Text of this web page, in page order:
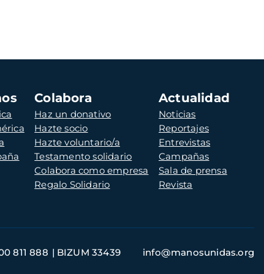
Colabora
Haz un donativo
Hazte socio
Hazte voluntario/a
Testamento solidario
Colabora como empresa
Regalo Solidario
Actualidad
Noticias
Reportajes
Entrevistas
Campañas
Sala de prensa
Revista
811 888 BIZUM 33439 info@manosunidas.org